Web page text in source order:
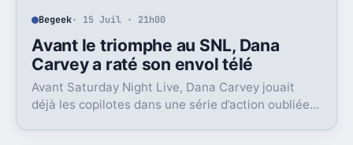
Begeek· 15 Juil · 21h00
Avant le triomphe au SNL, Dana
Carvey a raté son envol télé
Avant Saturday Night Live, Dana Carvey jouait
déjà les copilotes dans une série d’action oubliée.